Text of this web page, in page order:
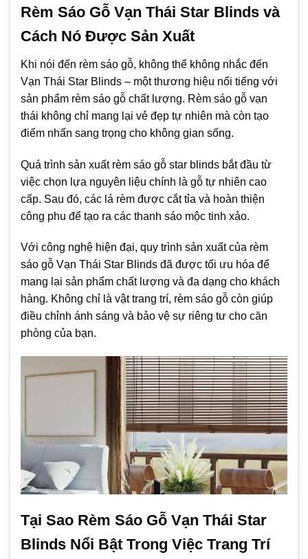
Rèm Sáo Gỗ Vạn Thái Star Blinds và
Cách Nó Được Sản Xuất
Khi nói đến rèm sáo gỗ, không thể không nhắc đến
Vạn Thái Star Blinds – một thương hiệu nổi tiếng với
sản phẩm rèm sáo gỗ chất lượng. Rèm sáo gỗ vạn
thái không chỉ mang lại vẻ đẹp tự nhiên mà còn tạo
điểm nhấn sang trọng cho không gian sống.
Quá trình sản xuất rèm sáo gỗ star blinds bắt đầu từ
việc chọn lựa nguyên liệu chính là gỗ tự nhiên cao
cấp. Sau đó, các lá rèm được cắt tỉa và hoàn thiện
công phu để tạo ra các thanh sáo mộc tinh xảo.
Với công nghệ hiện đại, quy trình sản xuất của rèm
sáo gỗ Vạn Thái Star Blinds đã được tối ưu hóa để
mang lại sản phẩm chất lượng và đa dạng cho khách
hàng. Không chỉ là vật trang trí, rèm sáo gỗ còn giúp
điều chỉnh ánh sáng và bảo vệ sự riêng tư cho căn
phòng của bạn.
Tại Sao Rèm Sáo Gỗ Vạn Thái Star
Blinds Nổi Bật Trong Việc Trang Trí